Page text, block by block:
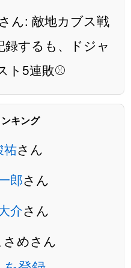
ん: 敵地カブス戦
録するも、ドジャ
ト5連敗⚾️
キング
祐さん
郎さん
介さん
めさん